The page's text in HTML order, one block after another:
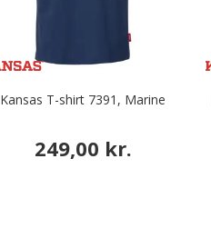
Kansas T-shirt 7391, Marine
249,00 kr.